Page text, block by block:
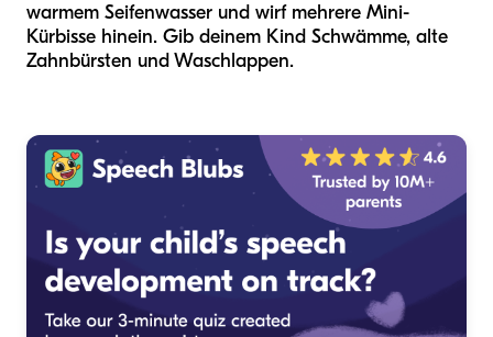
warmem Seifenwasser und wirf mehrere Mini-
Kürbisse hinein. Gib deinem Kind Schwämme, alte
Zahnbürsten und Waschlappen.